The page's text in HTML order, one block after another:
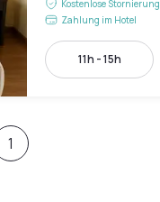
Kostenlose Stornierung
Zahlung im Hotel
11h - 15h
1